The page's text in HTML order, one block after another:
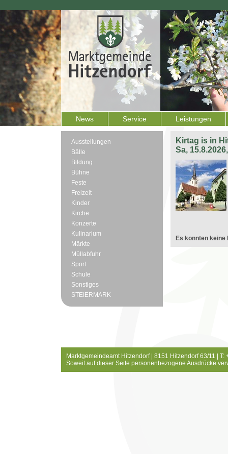
News Service Leistungen
Ausstellungen
Bälle
Bildung
Bühne
Feste
Freizeit
Kinder
Kirche
Konzerte
Kulinarium
Märkte
Müllabfuhr
Sport
Schule
Sonstiges
STEIERMARK
Kirtag is in
Sa,
Es konnten keine
Marktgemeindeamt Hitzendorf | 8151 Hitzendorf 63/11 |
Soweit auf dieser Seite personenbezogene Ausdrücke